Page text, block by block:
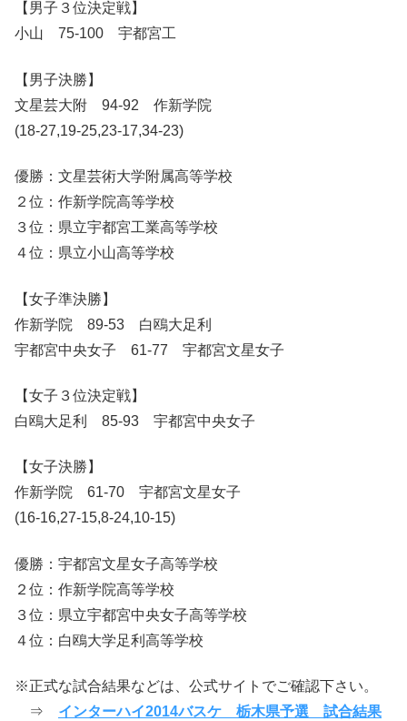
【男子３位決定戦】
小山 75-100 宇都宮工
【男子決勝】
文星芸大附 94-92 作新学院
(18-27,19-25,23-17,34-23)
優勝：文星芸術大学附属高等学校
２位：作新学院高等学校
３位：県立宇都宮工業高等学校
４位：県立小山高等学校
【女子準決勝】
作新学院 89-53 白鴎大足利
宇都宮中央女子 61-77 宇都宮文星女子
【女子３位決定戦】
白鴎大足利 85-93 宇都宮中央女子
【女子決勝】
作新学院 61-70 宇都宮文星女子
(16-16,27-15,8-24,10-15)
優勝：宇都宮文星女子高等学校
２位：作新学院高等学校
３位：県立宇都宮中央女子高等学校
４位：白鴎大学足利高等学校
※正式な試合結果などは、公式サイトでご確認下さい。
⇒ インターハイ2014バスケ 栃木県予選 試合結果